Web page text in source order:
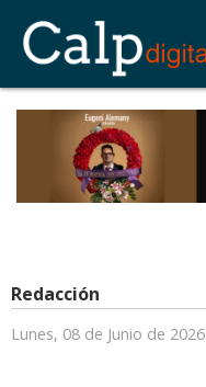
Redacción
Lunes, 08 de Junio de 2026